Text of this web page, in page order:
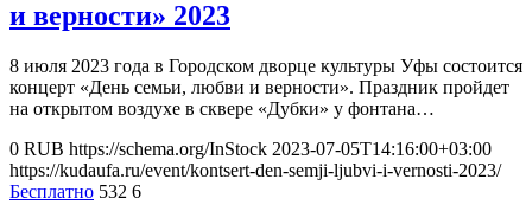
и верности» 2023
8 июля 2023 года в Городском дворце культуры Уфы состоится
концерт «День семьи, любви и верности». Праздник пройдет
на открытом воздухе в сквере «Дубки» у фонтана…
0 RUB https://schema.org/InStock 2023-07-05T14:16:00+03:00
https://kudaufa.ru/event/kontsert-den-semji-ljubvi-i-vernosti-2023/
Бесплатно 532 6